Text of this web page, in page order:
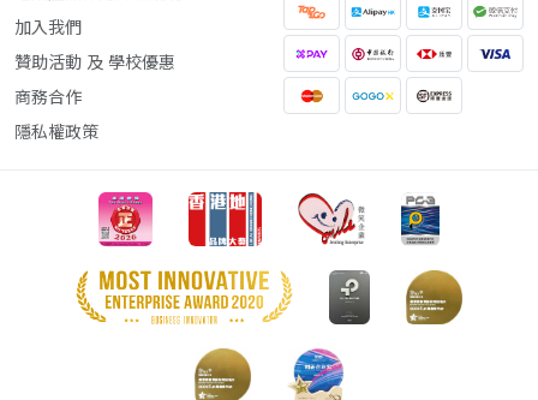
加入我們
贊助活動 及 學校優惠
商務合作
隱私權政策